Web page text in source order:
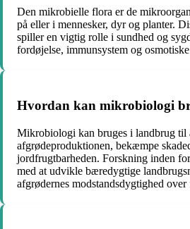
Den mikrobielle flora er de
på eller i mennesker, dyr og planter.
spiller en vigtig rolle i sundhed og
fordøjelse, immunsystem og
Hvordan kan mikrobiologi
Mikrobiologi kan bruges i landbrug til
afgrødeproduktionen, bekæmpe
jordfrugtbarheden. Forskning inden
med at udvikle bæredygtige
afgrødernes modstandsdygtighed